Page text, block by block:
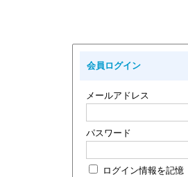
会員ログイン
メールアドレス
パスワード
ログイン情報を記憶